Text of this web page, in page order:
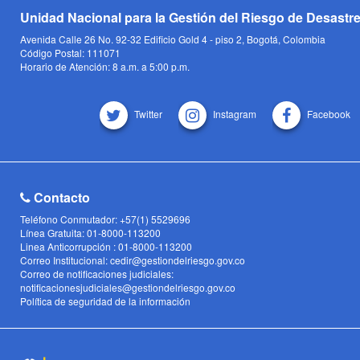
Unidad Nacional para la Gestión del Riesgo de
Avenida Calle 26 No. 92-32 Edificio Gold 4 - piso 2, Bogotá, Colombia
Código Postal: 111071
Horario de Atención: 8 a.m. a 5:00 p.m.
Twitter Instagram Facebook
Contacto
Teléfono Conmutador: +57(1) 5529696
Línea Gratuita: 01-8000-113200
Linea Anticorrupción : 01-8000-113200
Correo Institucional: cedir@gestiondelriesgo.gov.co
Correo de notificaciones judiciales:
notificacionesjudiciales@gestiondelriesgo.gov.co
Política de seguridad de la información